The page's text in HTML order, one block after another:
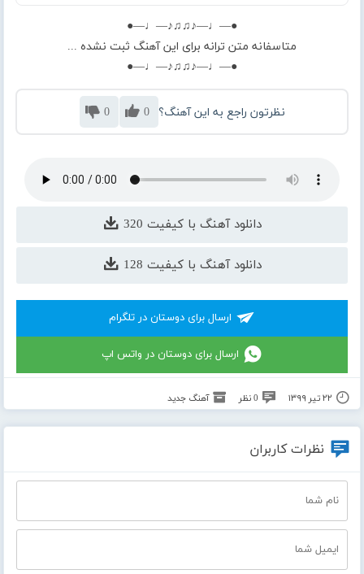
●—♩—♪♫♫♪—♩—●
متاسفانه متن ترانه برای این آهنگ ثبت نشده ...
●—♩—♪♫♫♪—♩—●
نظرتون راجع به این آهنگ؟ 0
0
دانلود آهنگ با کیفیت 320
دانلود آهنگ با کیفیت 128
ارسال برای دوستان در تلگرام
ارسال برای دوستان در واتس اپ
۲۲ تیر ۱۳۹۹ 0 نظر آهنگ جدید
نظرات کاربران